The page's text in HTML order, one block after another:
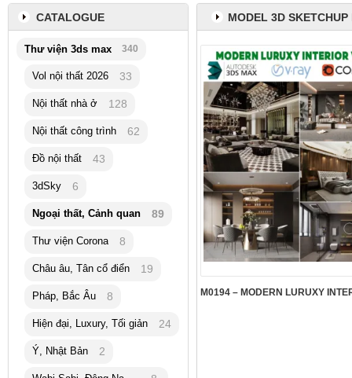
MODEL 3D SKETCHUP
CATALOGUE
Thư viện 3ds max 340
Vol nội thất 2026 33
Nội thất nhà ở 128
Nội thất công trình 62
Đồ nội thất 43
3dSky 6
Ngoại thất, Cảnh quan 89
Thư viện Corona 8
Châu âu, Tân cổ điển 19
Pháp, Bắc Âu 8
Hiện đại, Luxury, Tối giản 24
Ý, Nhật Bản 2